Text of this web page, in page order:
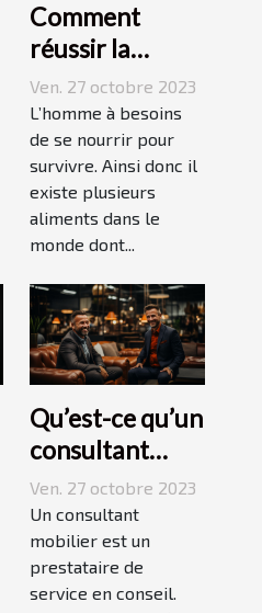
Comment
réussir la
préparation du
riz ?
Ven. 27 octobre 2023
L’homme à besoins
de se nourrir pour
survivre. Ainsi donc il
existe plusieurs
aliments dans le
monde dont...
Qu’est-ce qu’un
consultant
mobilier ?
Ven. 27 octobre 2023
Un consultant
mobilier est un
prestataire de
service en conseil.